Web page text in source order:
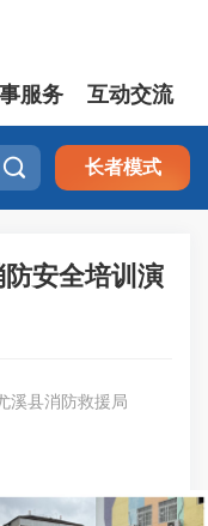
服务 互动交流
 长者模式
安全培训演
溪县消防救援局